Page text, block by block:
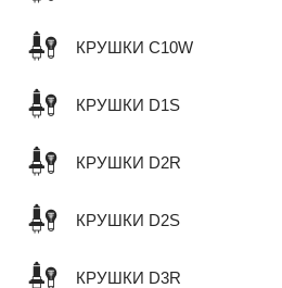
КРУШКИ C10W
КРУШКИ D1S
КРУШКИ D2R
КРУШКИ D2S
КРУШКИ D3R